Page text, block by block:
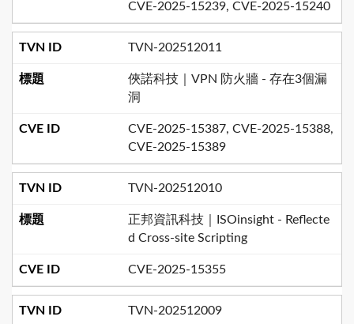
CVE-2025-15239, CVE-2025-15240
TVN-202512011
俠諾科技｜VPN 防火牆 - 存在3個漏
洞
CVE-2025-15387, CVE-2025-15388,
CVE-2025-15389
TVN-202512010
正邦資訊科技｜ISOinsight - Reflecte
d Cross-site Scripting
CVE-2025-15355
TVN-202512009